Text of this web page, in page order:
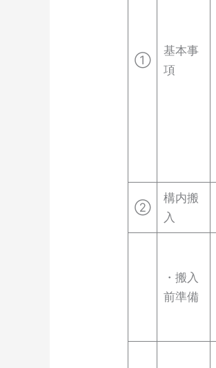
①
基本事
項
②
構内搬
入
・搬入
前準備